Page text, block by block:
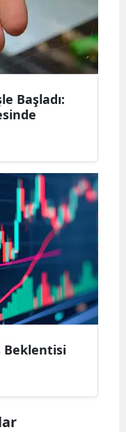
Başladı:
Beklentisi